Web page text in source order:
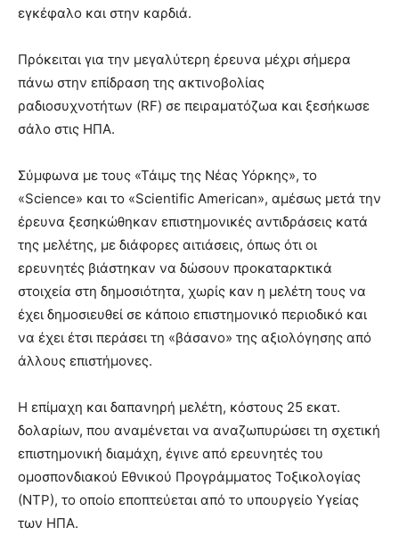
εγκέφαλο και στην καρδιά.
Πρόκειται για την μεγαλύτερη έρευνα μέχρι σήμερα
πάνω στην επίδραση της ακτινοβολίας
ραδιοσυχνοτήτων (RF) σε πειραματόζωα και ξεσήκωσε
σάλο στις ΗΠΑ.
Σύμφωνα με τους «Τάιμς της Νέας Υόρκης», το
«Science» και το «Scientific American», αμέσως μετά την
έρευνα ξεσηκώθηκαν επιστημονικές αντιδράσεις κατά
της μελέτης, με διάφορες αιτιάσεις, όπως ότι οι
ερευνητές βιάστηκαν να δώσουν προκαταρκτικά
στοιχεία στη δημοσιότητα, χωρίς καν η μελέτη τους να
έχει δημοσιευθεί σε κάποιο επιστημονικό περιοδικό και
να έχει έτσι περάσει τη «βάσανο» της αξιολόγησης από
άλλους επιστήμονες.
Η επίμαχη και δαπανηρή μελέτη, κόστους 25 εκατ.
δολαρίων, που αναμένεται να αναζωπυρώσει τη σχετική
επιστημονική διαμάχη, έγινε από ερευνητές του
ομοσπονδιακού Εθνικού Προγράμματος Τοξικολογίας
(ΝΤΡ), το οποίο εποπτεύεται από το υπουργείο Υγείας
των ΗΠΑ.